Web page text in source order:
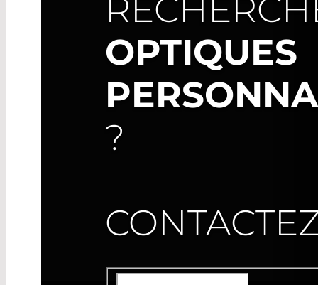
OPTIQUES
?